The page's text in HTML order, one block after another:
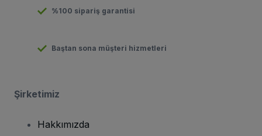
%100 sipariş garantisi
Baştan sona müşteri hizmetleri
Şirketimiz
Hakkımızda